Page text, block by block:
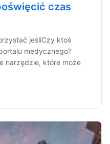
czas
jeśliCzy ktoś
medycznego?
narzędzie, które może